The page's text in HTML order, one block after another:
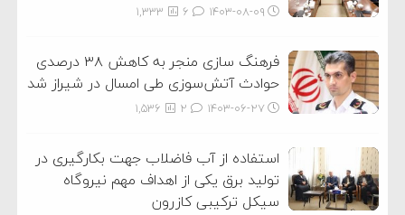
۱۴۰۳-۰۸-۰۹ 1,333
فرهنگ سازی منجر به کاهش ۳۸ درصدی
حوادث آتش‌سوزی طی امسال در شیراز شد
۱۴۰۳-۰۶-۲۷ 1,536
استفاده از آب فاضلاب جهت بکارگیری در
تولید برق یکی از اهداف مهم نیروگاه
سیکل ترکیبی کازرون